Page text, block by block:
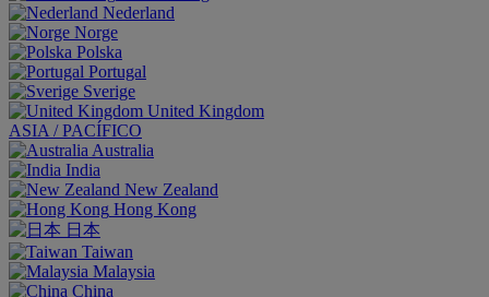
Nederland
Norge
Polska
Portugal
Sverige
United Kingdom
ASIA / PACÍFICO
Australia
India
New Zealand
Hong Kong
日本
Taiwan
Malaysia
China